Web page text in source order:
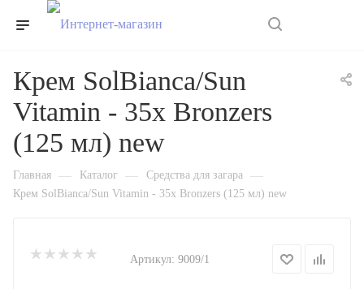
Крем SolBianca/Sun
Vitamin - 35x Bronzers
(125 мл) new
Главная — Каталог — Средства для загара —
Крем SolBianca/Sun Vitamin - 35x Bronzers (125 мл) new
Артикул: 9009/1